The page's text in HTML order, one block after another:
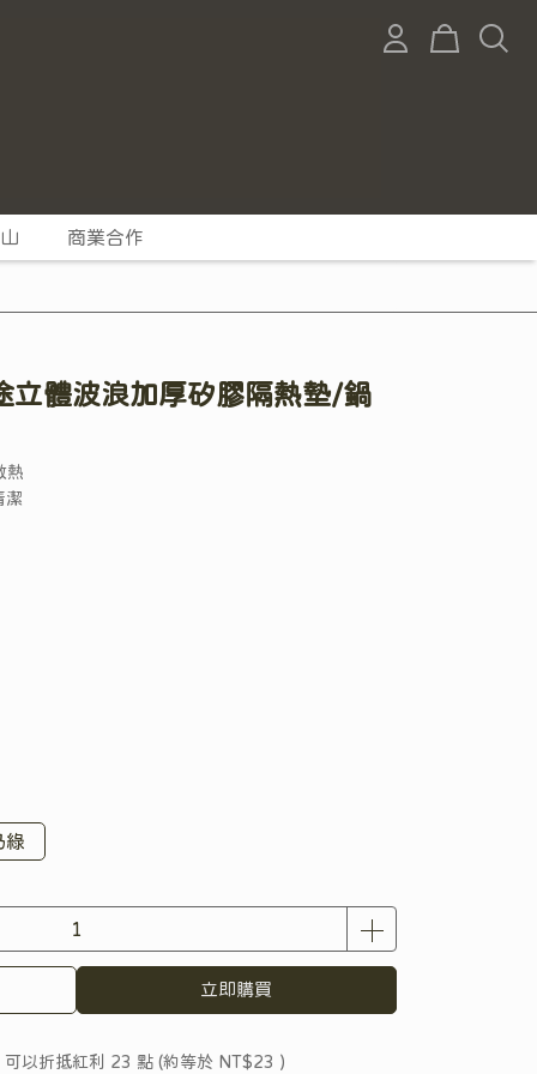
商業合作
立體波浪加厚矽膠隔熱墊/鍋
熱
潔
綠
立即購買
以折抵紅利 23 點 (約等於 NT$23 )